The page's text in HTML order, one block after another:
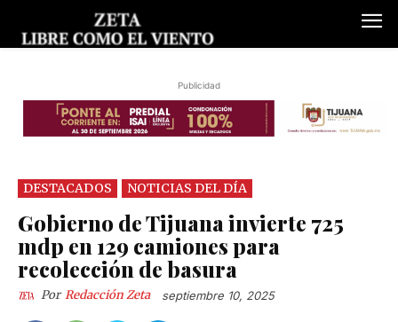
Publicidad
DESTACADOS NOTICIAS DEL DÍA
Gobierno de Tijuana invierte 725
mdp en 129 camiones para
recolección de basura
Por Redacción Zeta septiembre 10, 2025